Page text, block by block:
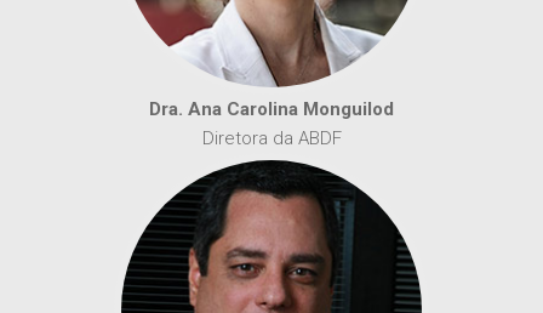
Dra. Ana Carolina Monguilod
Diretora da ABDF